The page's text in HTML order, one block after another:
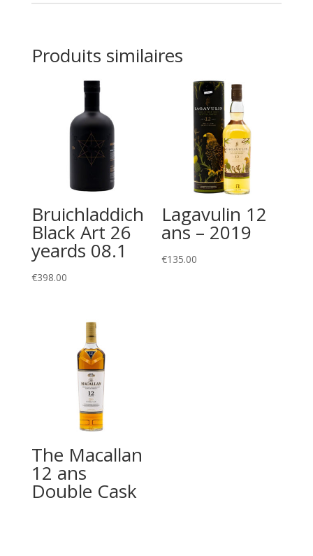
Produits similaires
Bruichladdich
Black Art 26
yeards 08.1
€398.00
Lagavulin 12
ans – 2019
€135.00
The Macallan
12 ans
Double Cask